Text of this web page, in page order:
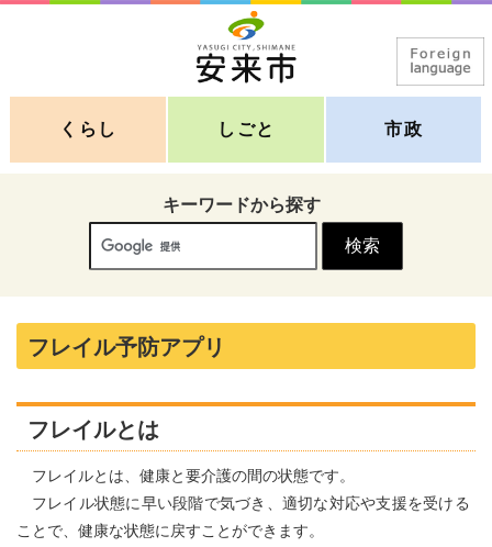
くらし しごと 市政
キーワードから探す
フレイル予防アプリ
フレイルとは
フレイルとは、健康と要介護の間の状態です。
フレイル状態に早い段階で気づき、適切な対応や支援を受ける
ことで、健康な状態に戻すことができます。